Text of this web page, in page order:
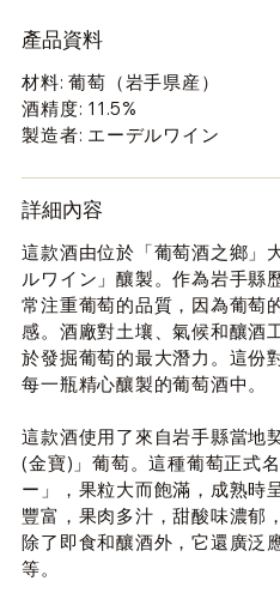
產品資料
材料: 葡萄（岩手県産）
酒精度: 11.5%
製造者: エーデルワイン
詳細內容
這款酒由位於「葡萄酒之鄉」
ルワイン」釀製。作為岩手縣
常注重葡萄的品質，因為葡萄
感。酒廠對土壤、氣候和釀酒
於發掘葡萄的最大潛力。這份
每一瓶精心釀製的葡萄酒中。
這款酒使用了來自岩手縣當地
(金寶)」葡萄。這種葡萄正式
ー」，果粒大而飽滿，成熟時
豐富，果肉多汁，甜酸味濃郁
除了即食和釀酒外，它還廣泛
等。